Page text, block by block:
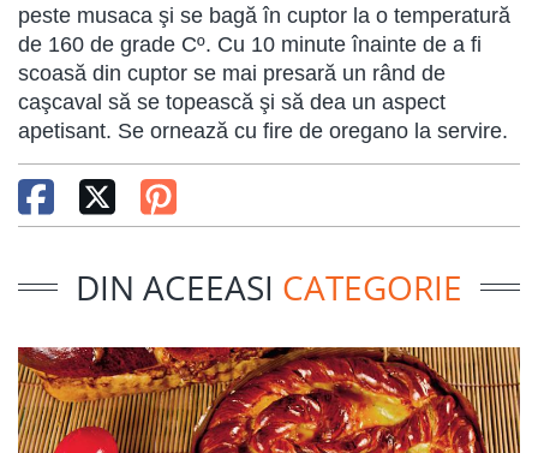
peste musaca şi se bagă în cuptor la o temperatură
de 160 de grade Cº. Cu 10 minute înainte de a fi
scoasă din cuptor se mai presară un rând de
caşcaval să se topească şi să dea un aspect
apetisant. Se ornează cu fire de oregano la servire.
DIN ACEEASI CATEGORIE